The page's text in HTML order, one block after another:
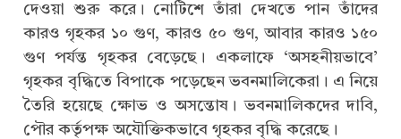
দেওয়া শুরু করে। নোটিশে তাঁরা দেখতে পান তাঁদের
কারও গৃহকর ১০ গুণ, কারও ৫০ গুণ, আবার কারও ১৫০
গুণ পর্যন্ত গৃহকর বেড়েছে। একলাফে ‘অসহনীয়ভাবে’
গৃহকর বৃদ্ধিতে বিপাকে পড়েছেন ভবনমালিকেরা। এ নিয়ে
তৈরি হয়েছে ক্ষোভ ও অসন্তোষ। ভবনমালিকদের দাবি,
পৌর কর্তৃপক্ষ অযৌক্তিকভাবে গৃহকর বৃদ্ধি করেছে।